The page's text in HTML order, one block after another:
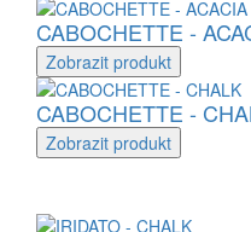
CABOCHETTE -
Zobrazit produkt
CABOCHETTE -
Zobrazit produkt